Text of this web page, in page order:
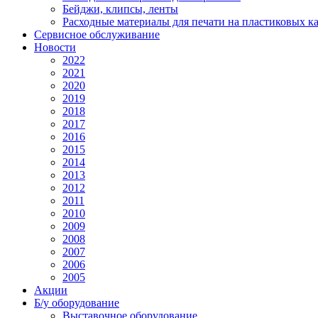
Бейджи, клипсы, ленты
Расходные материалы для печати на пластиковых
Сервисное обслуживание
Новости
2022
2021
2020
2019
2018
2017
2016
2015
2014
2013
2012
2011
2010
2009
2008
2007
2006
2005
Акции
Б/у оборудование
Выставочное оборудование